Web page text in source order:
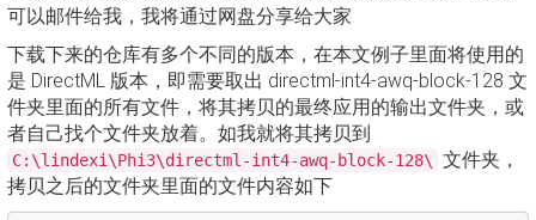
可以邮件给我，我将通过网盘分享给大家
下载下来的仓库有多个不同的版本，在本文例子里面将使用的
是 DirectML 版本，即需要取出 directml-int4-awq-block-128 文
件夹里面的所有文件，将其拷贝的最终应用的输出文件夹，或
者自己找个文件夹放着。如我就将其拷贝到
C:\lindexi\Phi3\directml-int4-awq-block-128\
文件夹，
拷贝之后的文件夹里面的文件内容如下